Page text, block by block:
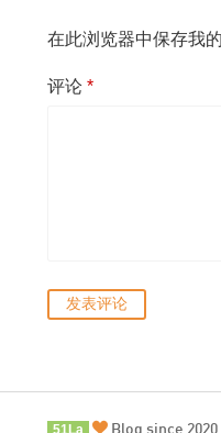
在此浏览器中保存我
评论 *
51La Blog since 2020.